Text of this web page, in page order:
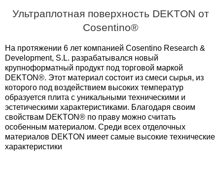
Ультраплотная поверхность DEKTON от
Cosentino®
На протяжении 6 лет компанией Cosentino Research &
Development, S.L. разрабатывался новый
крупноформатный продукт под торговой маркой
DEKTON®. Этот материал состоит из смеси сырья, из
которого под воздействием высоких температур
образуется плита с уникальными техническими и
эстетическими характеристиками. Благодаря своим
свойствам DEKTON® по праву можно считать
особенным материалом. Среди всех отделочных
материалов DEKTON имеет самые высокие технические
характеристики